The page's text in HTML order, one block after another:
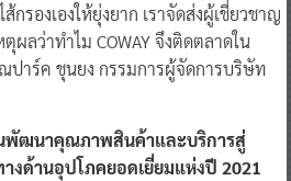
กรองเองให้ยุ่งยาก เราจัดส่งผู้เชี่ยวชาญ
ผลว่าทำไม COWAY จึงติดตลาดใน
ณปาร์ค ชุนยง กรรมการผู้จัดการบริษัท
พัฒนาคุณภาพสินค้าและบริการสู่
งด้านอุปโภคยอดเยี่ยมแห่งปี 2021